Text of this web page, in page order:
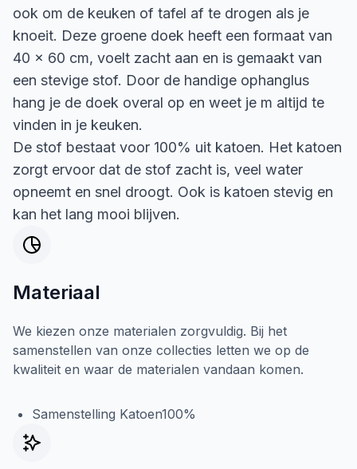
ook om de keuken of tafel af te drogen als je
knoeit. Deze groene doek heeft een formaat van
40 x 60 cm, voelt zacht aan en is gemaakt van
een stevige stof. Door de handige ophanglus
hang je de doek overal op en weet je m altijd te
vinden in je keuken.
De stof bestaat voor 100% uit katoen. Het katoen
zorgt ervoor dat de stof zacht is, veel water
opneemt en snel droogt. Ook is katoen stevig en
kan het lang mooi blijven.
Materiaal
We kiezen onze materialen zorgvuldig. Bij het
samenstellen van onze collecties letten we op de
kwaliteit en waar de materialen vandaan komen.
Samenstelling Katoen100%